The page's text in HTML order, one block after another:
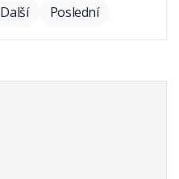
Další Poslední